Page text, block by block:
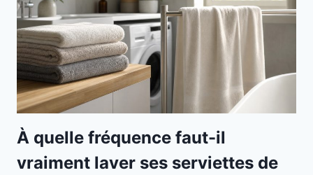
À quelle fréquence faut-il
vraiment laver ses serviettes de